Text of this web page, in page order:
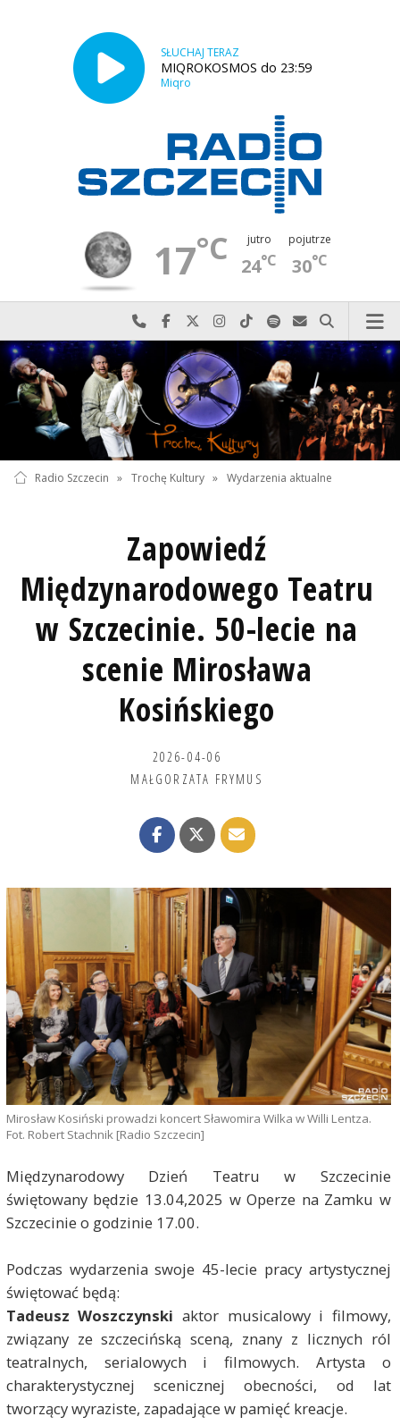
SŁUCHAJ TERAZ
MIQROKOSMOS do 23:59
Miqro
17°C jutro
24°C
pojutrze
30°C
Najlepiej po prostu do nas zadzwoń
Odwiedź nas na Facebook-u
Odwiedź nas na X
Odwiedź nas na Instagram-ie
Odwiedź nas na TikTok-u
Szukaj nas na Spotify
Wyślij do nas
Szukaj
Radio Szczecin » Trochę Kultury » Wydarzenia aktualne
Zapowiedź
Międzynarodowego Teatru
w Szczecinie. 50-lecie na
scenie Mirosława
Kosińskiego
2026-04-06
MAŁGORZATA FRYMUS
Mirosław Kosiński prowadzi koncert Sławomira Wilka w Willi Lentza.
Fot. Robert Stachnik [Radio Szczecin]
Międzynarodowy Dzień Teatru w Szczecinie
świętowany będzie 13.04,2025 w Operze na Zamku w
Szczecinie o godzinie 17.00.
Podczas wydarzenia swoje 45-lecie pracy artystycznej
świętować będą:
Tadeusz Woszczynski aktor musicalowy i filmowy,
związany ze szczecińską sceną, znany z licznych ról
teatralnych, serialowych i filmowych. Artysta o
charakterystycznej scenicznej obecności, od lat
tworzący wyraziste, zapadające w pamięć kreacje.